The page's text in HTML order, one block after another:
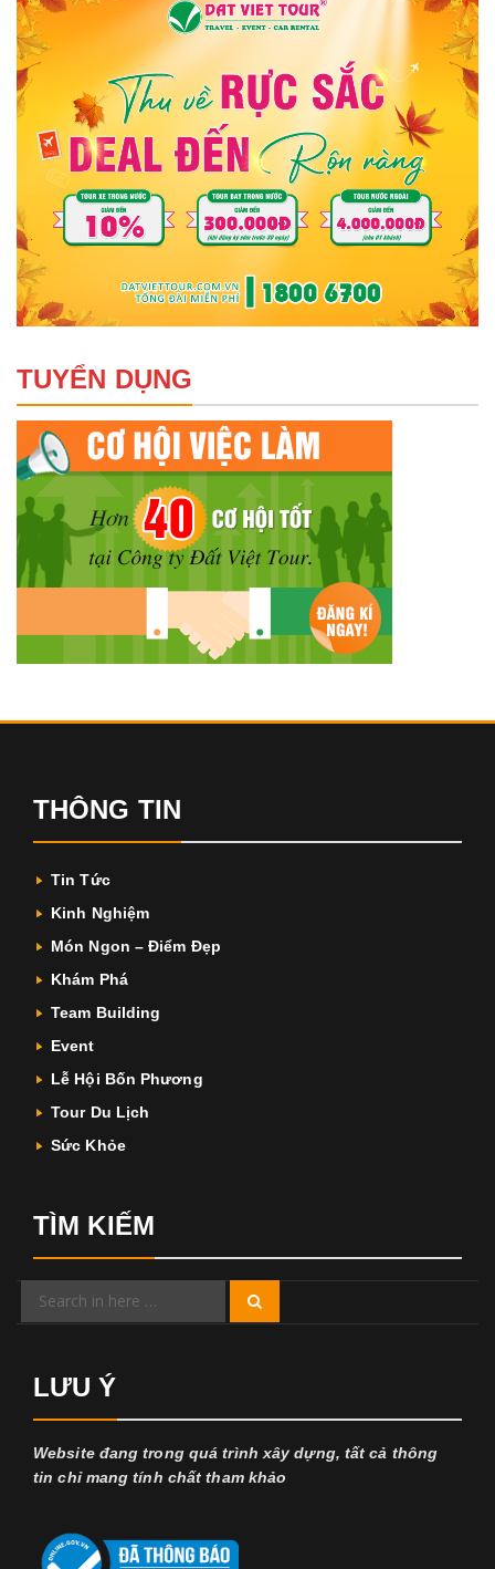
TUYỂN DỤNG
THÔNG TIN
Tin Tức
Kinh Nghiệm
Món Ngon – Điểm Đẹp
Khám Phá
Team Building
Event
Lễ Hội Bốn Phương
Tour Du Lịch
Sức Khỏe
TÌM KIẾM
Search
LƯU Ý
Website đang trong quá trình xây dựng, tất cả thông
tin chỉ mang tính chất tham khảo